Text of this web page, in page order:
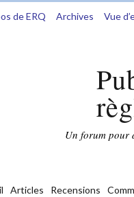
de ERQ Archives Vue
Un forum pour
Articles Recensions